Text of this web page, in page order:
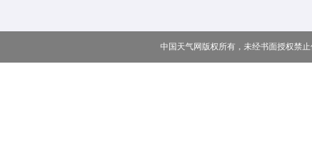
中国天气网版权所有，未经书面授权